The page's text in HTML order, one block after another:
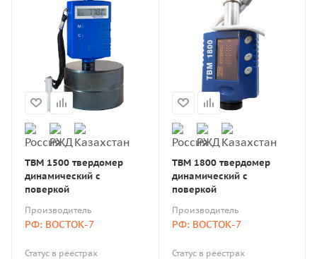
ТВМ 1500 твердомер
динамический с
поверкой
Производитель
РФ: ВОСТОК-7
Статус в реестрах
ТВМ 1800 твердомер
динамический с
поверкой
Производитель
РФ: ВОСТОК-7
Статус в реестрах